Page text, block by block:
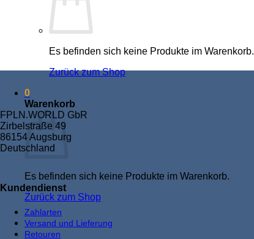
Es befinden sich keine Produkte im Warenkorb.
Zurück zum Shop
0
Warenkorb
Es befinden sich keine Produkte im Warenkorb.
Zurück zum Shop
FPLN.WORLD GbR
Zirbelstraße 49
86154 Augsburg
Deutschland
Kundendienst
Zahlarten
Versand und Lieferung
Retouren